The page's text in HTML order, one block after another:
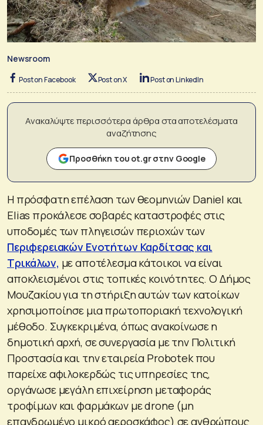
Newsroom
Post on Facebook Post on X Post on LinkedIn
Ανακαλύψτε περισσότερα άρθρα στα αποτελέσματα
αναζήτησης
Προσθήκη του ot.gr στην Google
Η πρόσφατη επέλαση των θεομηνιών Daniel και
Elias προκάλεσε σοβαρές καταστροφές στις
υποδομές των πληγεισών περιοχών των
Περιφερειακών Ενοτήτων Καρδίτσας και
Τρικάλων, με αποτέλεσμα κάτοικοι να είναι
αποκλεισμένοι στις τοπικές κοινότητες. Ο Δήμος
Μουζακίου για τη στήριξη αυτών των κατοίκων
χρησιμοποίησε μια πρωτοποριακή τεχνολογική
μέθοδο. Συγκεκριμένα, όπως ανακοίνωσε η
δημοτική αρχή, σε συνεργασία με την Πολιτική
Προστασία και την εταιρεία Probotek που
παρείχε αφιλοκερδώς τις υπηρεσίες της,
οργάνωσε μεγάλη επιχείρηση μεταφοράς
τροφίμων και φαρμάκων με drone (μη
επανδρωμένο μικρό αεροσκάφος) σε ανθρώπους